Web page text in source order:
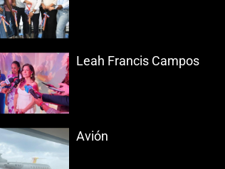
Leah Francis Campos
Avión